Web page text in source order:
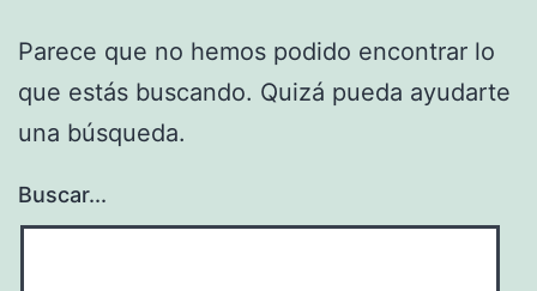
Parece que no hemos podido encontrar lo
que estás buscando. Quizá pueda ayudarte
una búsqueda.
Buscar...